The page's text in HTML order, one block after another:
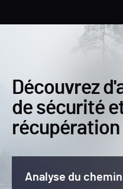
Découvrez
de sécurité
récupération
Analyse du